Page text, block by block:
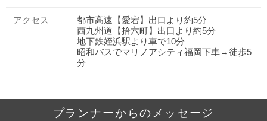
アクセス
都市高速【愛宕】出口より約5分
西九州道【拾六町】出口より約5分
地下鉄姪浜駅より車で10分
昭和バスでマリノアシティ福岡下車→徒歩5
分
プランナーからのメッセージ